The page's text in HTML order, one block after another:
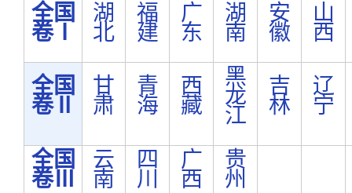
全国
卷Ⅰ
湖
北
福
建
广
东
湖
南
安
徽
山
西
全国
卷Ⅱ
甘
肃
青
海
西
藏
黑
龙
江
吉
林
辽
宁
全国
卷Ⅲ
云
南
四
川
广
西
贵
州